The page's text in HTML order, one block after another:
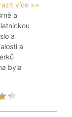
více >>
a
a
a
byla